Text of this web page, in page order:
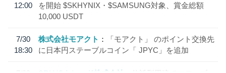
12:00
を開始 $SKHYNIX・$SAMSUNG対象、賞金総額
10,000 USDT
7/30
18:30
株式会社モアクト
「モアクト」 のポイント交換先
に日本円ステーブルコイン「 JPYC」を追加